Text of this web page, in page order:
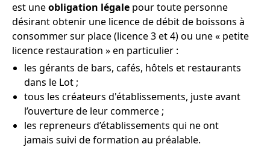
est uneobligation légale pour toute personne
désirant obtenir une licence de débit de boissons à
consommer sur place (licence 3 et 4) ou une « petite
licence restauration » en particulier :
les gérants de bars, cafés, hôtels et restaurants
dans le Lot ;
tous les créateurs d'établissements, juste avant
l’ouverture de leur commerce ;
les repreneurs d’établissements qui ne ont
jamais suivi de formation au préalable.